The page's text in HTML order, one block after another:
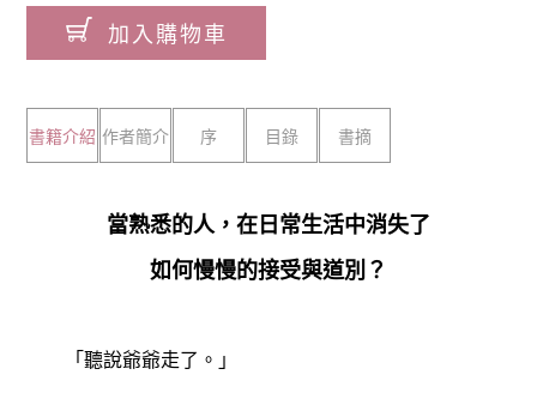
加入購物車
書籍介紹 作者簡介 序 目錄 書摘
當熟悉的人，在日常生活中消失了
如何慢慢的接受與道別？
「聽說爺爺走了。」